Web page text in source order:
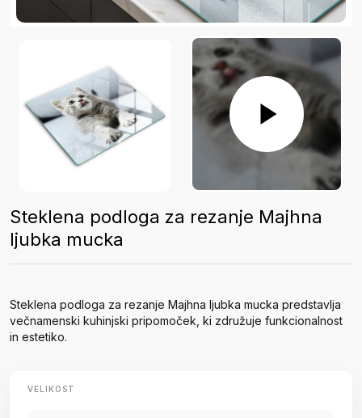
Steklena podloga za rezanje Majhna
ljubka mucka
Steklena podloga za rezanje Majhna ljubka mucka predstavlja
večnamenski kuhinjski pripomoček, ki združuje funkcionalnost
in estetiko.
VELIKOST